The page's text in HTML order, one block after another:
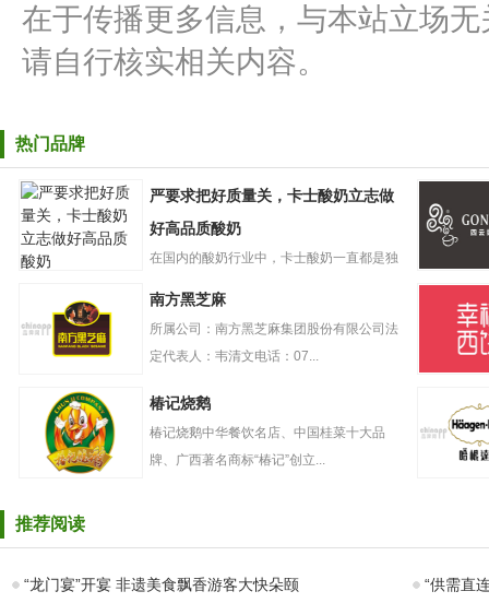
在于传播更多信息，与本站立场
请自行核实相关内容。
热门品牌
关，卡士酸奶立
志做好高品质酸
严要求把好质量关，卡士酸奶立志做
好高品质酸奶
在国内的酸奶行业中，卡士酸奶一直都是独
奶盖贡茶
南方黑芝麻
南方黑芝麻
所属公司：南方黑芝麻集团股份有限公司法
定代表人：韦清文电话：07...
椿记烧鹅
椿记烧鹅中华餐饮名店、中国桂菜十大品
牌、广西著名商标“椿记”创立...
推荐阅读
“龙门宴”开宴 非遗美食飘香游客大快朵颐 “供需直